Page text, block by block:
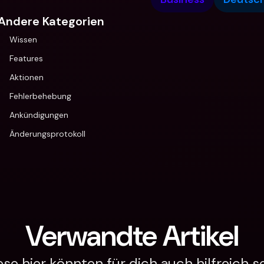
Kategorien
Wissen
Features
Aktionen
Fehlerbehebung
Ankündigungen
Änderungsprotokoll
Verwandte Artikel